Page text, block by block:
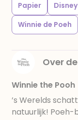
Papier Disney
Winnie de Poeh
Over
Winnie the Pooh
’s Werelds
natuurlijk! Poeh-